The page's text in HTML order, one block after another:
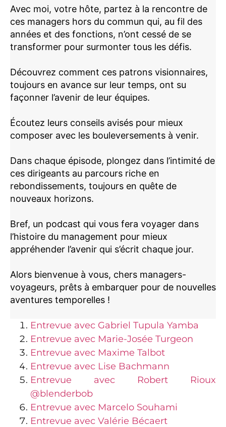
Avec moi, votre hôte, partez à la rencontre de
ces managers hors du commun qui, au fil des
années et des fonctions, n’ont cessé de se
transformer pour surmonter tous les défis.
Découvrez comment ces patrons visionnaires,
toujours en avance sur leur temps, ont su
façonner l’avenir de leur équipes.
Écoutez leurs conseils avisés pour mieux
composer avec les bouleversements à venir.
Dans chaque épisode, plongez dans l’intimité de
ces dirigeants au parcours riche en
rebondissements, toujours en quête de
nouveaux horizons.
Bref, un podcast qui vous fera voyager dans
l’histoire du management pour mieux
appréhender l’avenir qui s’écrit chaque jour.
Alors bienvenue à vous, chers managers-
voyageurs, prêts à embarquer pour de nouvelles
aventures temporelles !
Entrevue avec Gabriel Tupula Yamba
Entrevue avec Marie-Josée Turgeon
Entrevue avec Maxime Talbot
Entrevue avec Lise Bachmann
Entrevue avec Robert Rioux
@blenderbob
Entrevue avec Marcelo Souhami
Entrevue avec Valérie Bécaert